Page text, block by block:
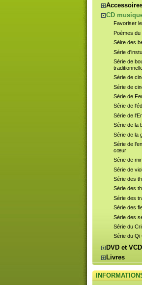
CD
Favoriser
Poèmes
Séire des
Série
Série de
Série de
Série de
Série de
Série de
Série de
Série de la
Série de la
Série de
cœur
Série de
Série de
Série des
Série des
Série des
Série des
Série des
Série du
Série du Qi
DVD et VCD
Livres